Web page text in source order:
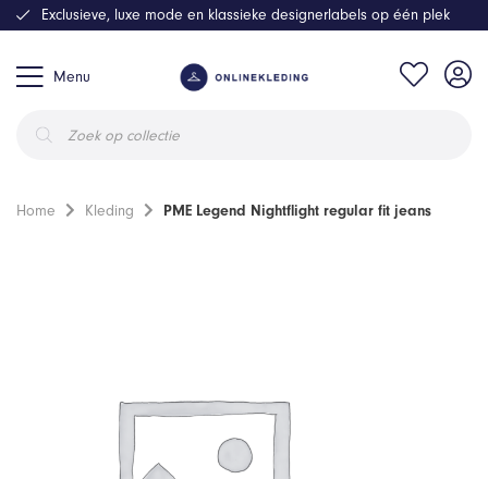
Menu
zoeken
Exclusieve, luxe mode en klassieke designerlabels op één plek
Home Kleding PME Legend Nightflight regular fit jeans